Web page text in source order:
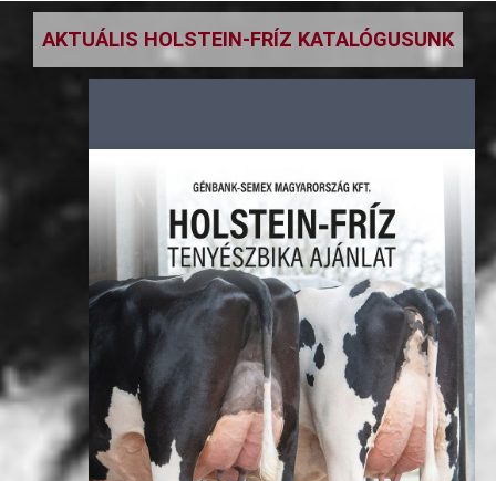
AKTUÁLIS HOLSTEIN-FRÍZ KATALÓGUSUNK